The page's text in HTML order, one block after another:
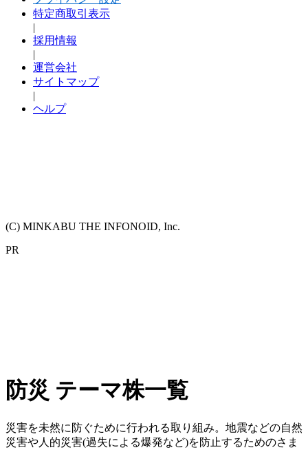
特定商取引表示
|
採用情報
|
運営会社
サイトマップ
|
ヘルプ
(C) MINKABU THE INFONOID, Inc.
PR
防災 テーマ株一覧
災害を未然に防ぐために行われる取り組み。地震などの自然
災害や人的災害(過失による爆発など)を防止するためのさま